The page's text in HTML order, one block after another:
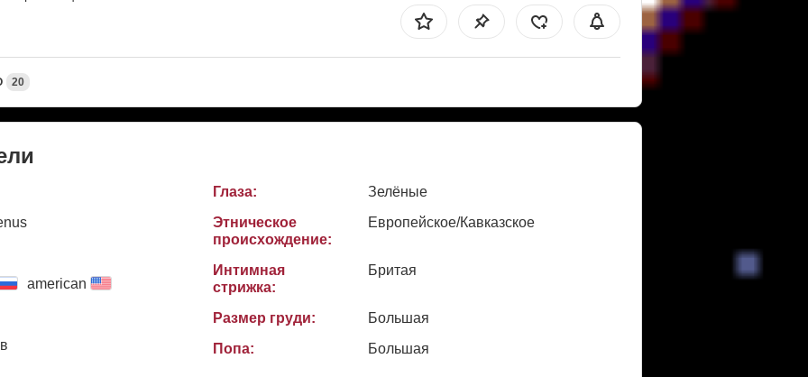
20
american
Глаза:
Зелёные
Этническое
происхождение:
Европейское/Кавказское
Интимная
стрижка:
Бритая
Размер груди:
Большая
Попа:
Большая